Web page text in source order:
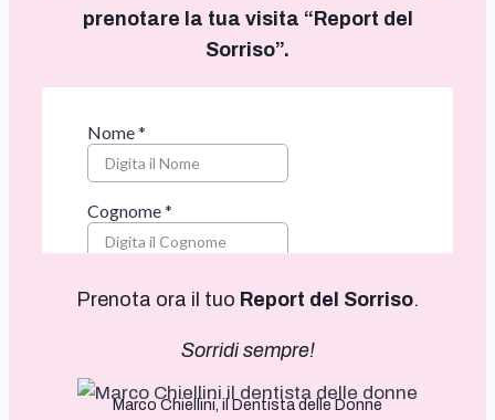
prenotare la tua visita “Report del
Sorriso”.
Prenota ora il tuo Report del Sorriso.
Sorridi sempre!
Marco Chiellini, il Dentista delle Donne